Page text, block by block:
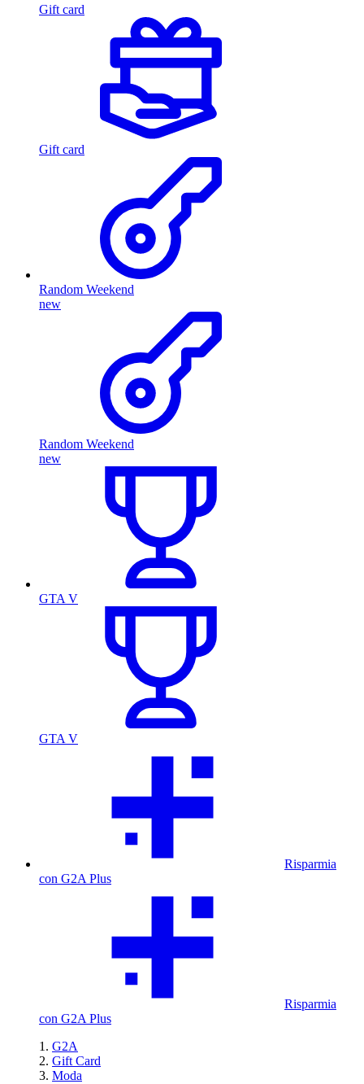
Gift card
Gift card
Random Weekend
new
Random Weekend
new
GTA V
GTA V
Risparmia
con G2A Plus
Risparmia
con G2A Plus
G2A
Gift Card
Moda